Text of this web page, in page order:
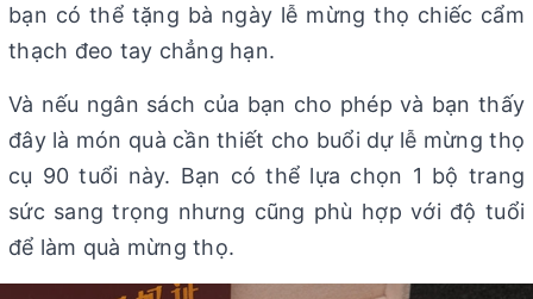
bạn có thể tặng bà ngày lễ mừng thọ chiếc cẩm
thạch đeo tay chẳng hạn.
Và nếu ngân sách của bạn cho phép và bạn thấy
đây là món quà cần thiết cho buổi dự lễ mừng thọ
cụ 90 tuổi này. Bạn có thể lựa chọn 1 bộ trang
sức sang trọng nhưng cũng phù hợp với độ tuổi
để làm quà mừng thọ.